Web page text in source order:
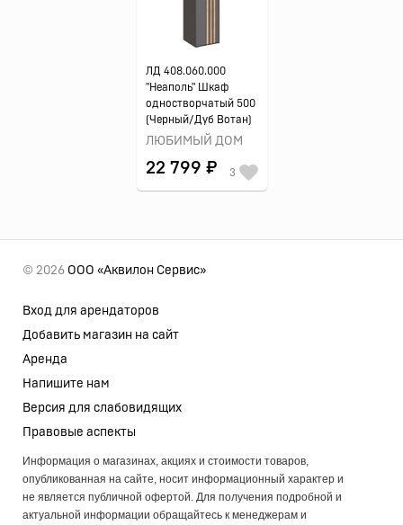
ЛД 408.060.000
"Неаполь" Шкаф
одностворчатый 500
(Черный/Дуб Вотан)
ЛЮБИМЫЙ ДОМ
22 799 ₽ 3
© 2026 ООО «Аквилон Сервис»
Вход для арендаторов
Добавить магазин на сайт
Аренда
Напишите нам
Версия для слабовидящих
Правовые аспекты
Информация о магазинах, акциях и стоимости товаров,
опубликованная на сайте, носит информационный характер и
не является публичной офертой. Для получения подробной и
актуальной информации обращайтесь к менеджерам и